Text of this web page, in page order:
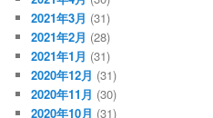
2021年3月 (31)
2021年2月 (28)
2021年1月 (31)
2020年12月 (31)
2020年11月 (30)
2020年10月 (31)